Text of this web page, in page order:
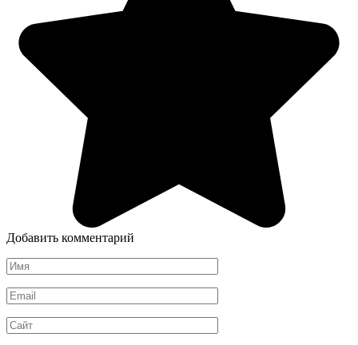
Добавить комментарий
Имя
*
Email
*
Сайт